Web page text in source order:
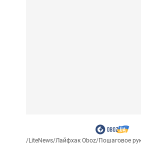
/LiteNews/Лайфхак Oboz/Пошаговое